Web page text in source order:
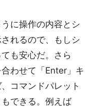
に操作の内容とシ
れるので、もしシ
も安心だ。さら
わせて「Enter」キ
コマンドパレット
できる。例えば